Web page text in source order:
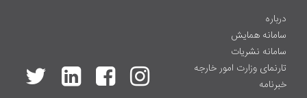
درباره
سامانه همایش
سامانه نشریات
تارنمای وزارت امور خارجه
خبرنامه